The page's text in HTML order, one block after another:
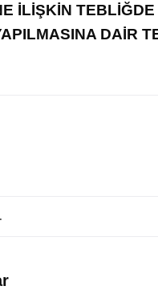
İLİŞKİN TEBLİĞDE
DAİR